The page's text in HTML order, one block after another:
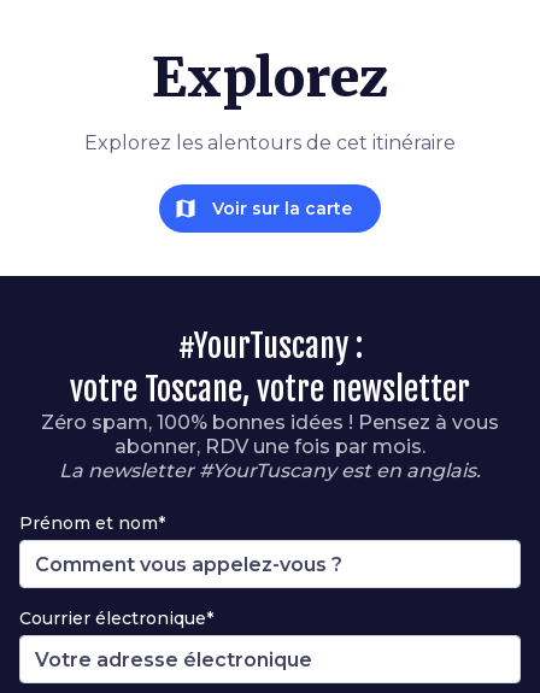
Explorez
Explorez les alentours de cet itinéraire
map Voir sur la carte
#YourTuscany :
votre Toscane, votre newsletter
Zéro spam, 100% bonnes idées ! Pensez à vous
abonner, RDV une fois par mois.
La newsletter #YourTuscany est en anglais.
Prénom et nom*
Courrier électronique*